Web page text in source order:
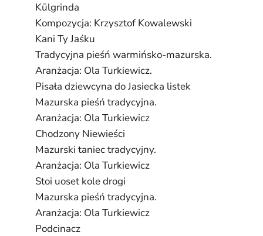
Kūlgrinda
Kompozycja: Krzysztof Kowalewski
Kani Ty Jaśku
Tradycyjna pieśń warmińsko-mazurska.
Aranżacja: Ola Turkiewicz.
Pisała dziewcyna do Jasiecka listek
Mazurska pieśń tradycyjna.
Aranżacja: Ola Turkiewicz
Chodzony Niewieści
Mazurski taniec tradycyjny.
Aranżacja: Ola Turkiewicz
Stoi uoset kole drogi
Mazurska pieśń tradycyjna.
Aranżacja: Ola Turkiewicz
Podcinacz